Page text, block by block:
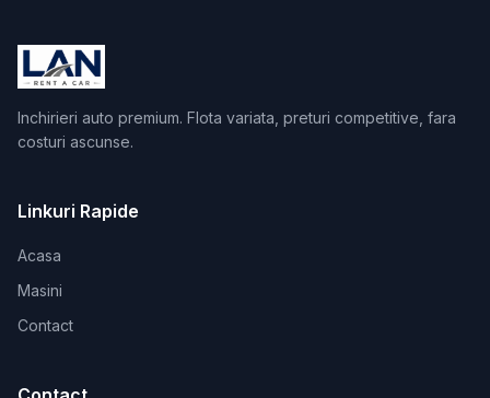
Inchirieri auto premium. Flota variata, preturi competitive, fara
costuri ascunse.
Linkuri Rapide
Acasa
Masini
Contact